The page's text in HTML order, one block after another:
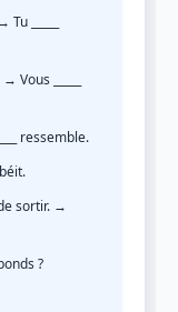
Tu _____
→ Vous _____
ressemble.
sortir. →
?